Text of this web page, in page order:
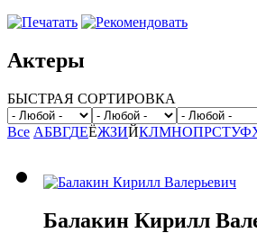
Актеры
БЫСТРАЯ СОРТИРОВКА
Все АБВГДЕЁЖЗИЙКЛМНОПРСТУФ
Балакин Кирилл